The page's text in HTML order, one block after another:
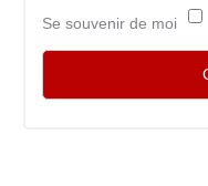
Se souvenir de moi